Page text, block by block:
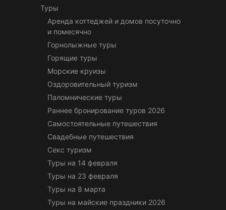
Туры
Аренда коттеджей и домов посуточно
и помесячно
Горнолыжные туры
Горящие туры
Морские круизы
Оздоровительный туризм
Паломнические туры
Раннее бронирование туров 2026
Самостоятельные путешествия
Свадебные путешествия
Секс туризм
Туры на 14 февраля
Туры на 23 февраля
Туры на 8 марта
Туры на майские праздники 2026